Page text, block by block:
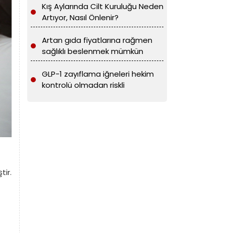
Kış Aylarında Cilt Kuruluğu Neden
Artıyor, Nasıl Önlenir?
Artan gıda fiyatlarına rağmen
sağlıklı beslenmek mümkün
GLP-1 zayıflama iğneleri hekim
kontrolü olmadan riskli